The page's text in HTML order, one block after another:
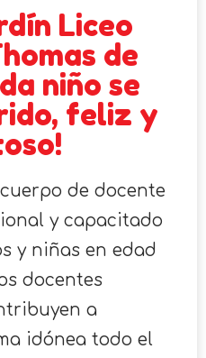
Liceo
de
niño se
feliz y
de docente
y capacitado
y niñas en edad
docentes
a
idónea todo el